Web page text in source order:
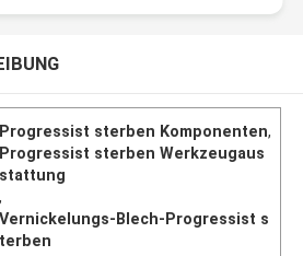
Progressist sterben Komponenten,
Progressist sterben Werkzeugaus
stattung
,
Vernickelungs-Blech-Progressist s
terben